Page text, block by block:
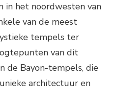
in het noordwesten van
van de meest
tempels ter
van dit
de Bayon-tempels, die
architectuur en